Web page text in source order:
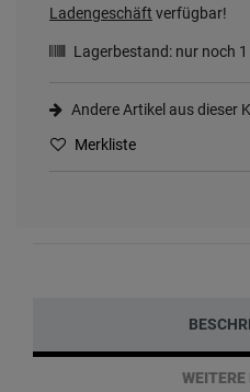
Ladengeschäft verfügbar!
Lagerbestand: nur noch 1
Andere Artikel aus dieser
Merkliste